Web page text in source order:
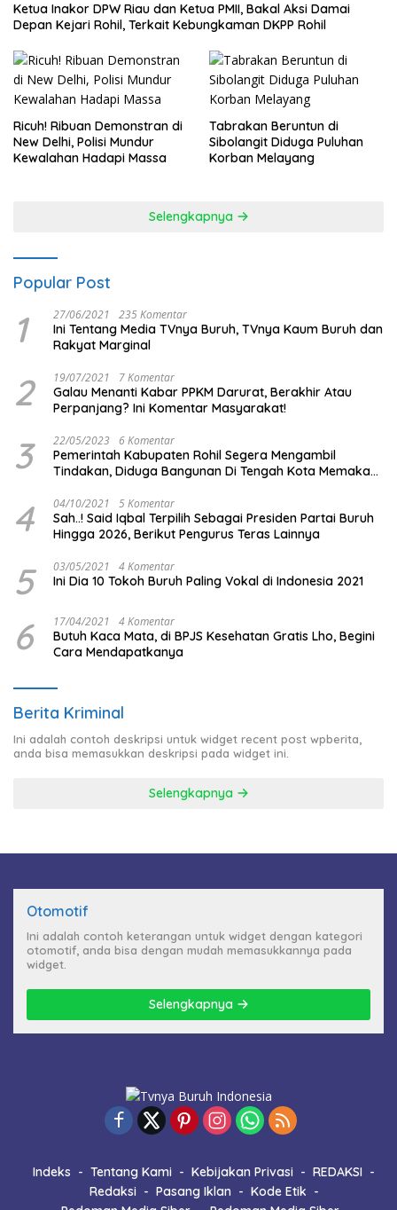
Ketua Inakor DPW Riau dan Ketua PMII, Bakal Aksi Damai
Depan Kejari Rohil, Terkait Kebungkaman DKPP Rohil
Ricuh! Ribuan Demonstran di
New Delhi, Polisi Mundur
Kewalahan Hadapi Massa
Tabrakan Beruntun di
Sibolangit Diduga Puluhan
Korban Melayang
Selengkapnya
Popular Post
1 27/06/2021 235 Komentar
Ini Tentang Media TVnya Buruh, TVnya Kaum Buruh dan
Rakyat Marginal
2 19/07/2021 7 Komentar
Galau Menanti Kabar PPKM Darurat, Berakhir Atau
Perpanjang? Ini Komentar Masyarakat!
3 22/05/2023 6 Komentar
Pemerintah Kabupaten Rohil Segera Mengambil
Tindakan, Diduga Bangunan Di Tengah Kota Memakan
4 04/10/2021 5 Komentar
Sah..! Said Iqbal Terpilih Sebagai Presiden Partai Buruh
Hingga 2026, Berikut Pengurus Teras Lainnya
5 03/05/2021 4 Komentar
Ini Dia 10 Tokoh Buruh Paling Vokal di Indonesia 2021
6 17/04/2021 4 Komentar
Butuh Kaca Mata, di BPJS Kesehatan Gratis Lho, Begini
Cara Mendapatkanya
Berita Kriminal
Ini adalah contoh deskripsi untuk widget recent post wpberita,
anda bisa memasukkan deskripsi pada widget ini.
Selengkapnya
Otomotif
Ini adalah contoh keterangan untuk widget dengan kategori
otomotif, anda bisa dengan mudah memasukkannya pada
widget.
Selengkapnya
Indeks Tentang Kami Kebijakan Privasi
REDAKSI
Redaksi
Pasang Iklan
Kode Etik